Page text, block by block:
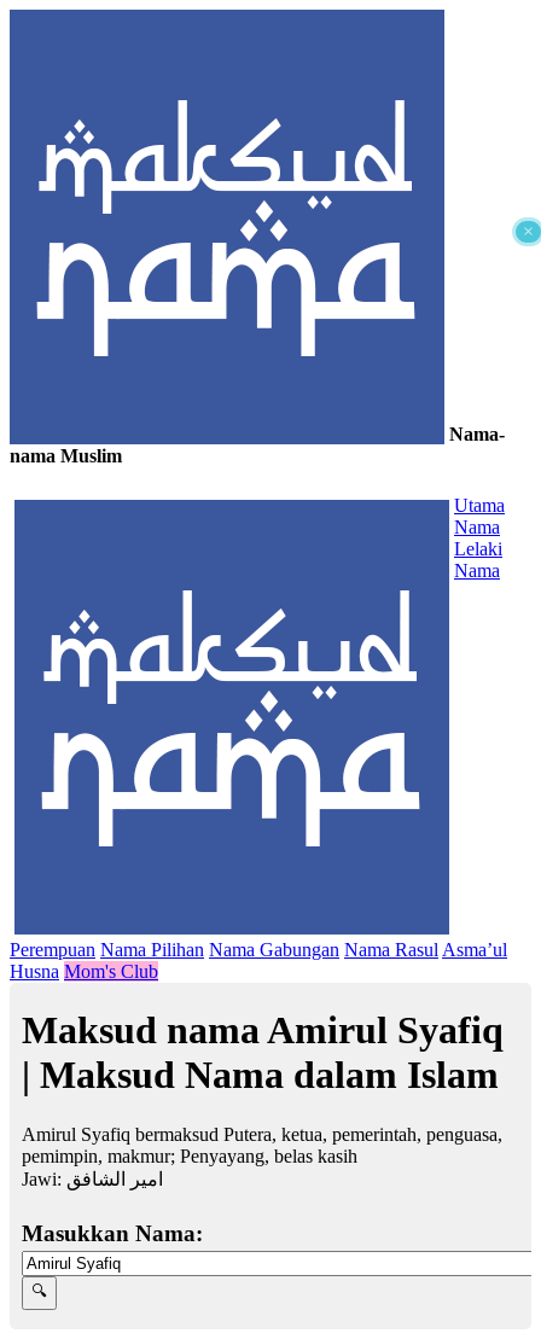
×
Nama-
nama Muslim
Utama
Nama
Lelaki
Nama
Perempuan Nama Pilihan Nama Gabungan Nama Rasul Asma’ul
Husna Mom's Club
Maksud nama Amirul Syafiq
| Maksud Nama dalam Islam
Amirul Syafiq bermaksud Putera, ketua, pemerintah, penguasa,
pemimpin, makmur; Penyayang, belas kasih
Jawi: امير الشافق
Masukkan Nama: